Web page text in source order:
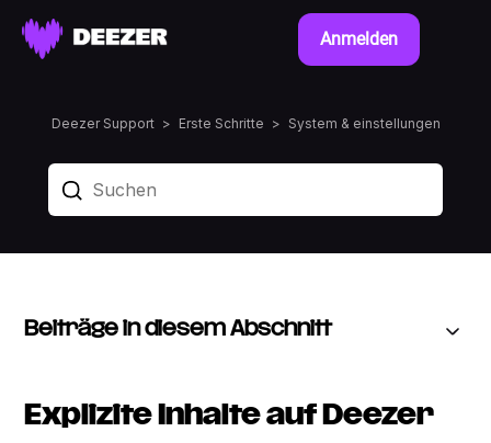
Anmelden
Deezer Support Erste Schritte System & einstellungen
Beiträge in diesem Abschnitt
Explizite Inhalte auf Deezer